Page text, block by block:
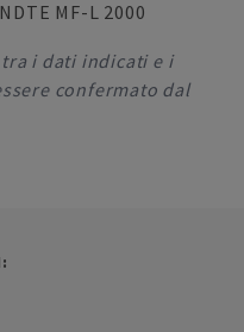
MF-L 2000
i dati indicati e i
confermato dal